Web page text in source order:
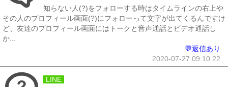
知らない人(?)をフォローする時はタイムラインの右上や
その人のプロフィール画面(?)にフォローって文字が出てくるんですけ
ど、友達のプロフィール画面にはトークと音声通話とビデオ通話し
か...
💬返信あり
2020-07-27 09:10:22
LINE